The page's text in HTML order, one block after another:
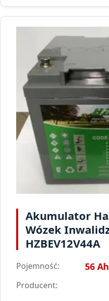
Akumulator
Wózek
HZBEV12V44A
Pojemność: 56 Ah
Producent: